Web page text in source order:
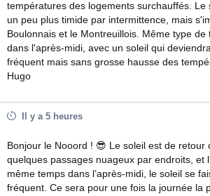
températures des logements surchauffés. Le
un peu plus timide par intermittence, mais
Boulonnais et le Montreuillois. Même type de
dans l'après-midi, avec un soleil qui
fréquent mais sans grosse hausse des
Hugo
Il y a 5 heures
Bonjour le Nooord ! 😎 Le soleil est de retour
quelques passages nuageux par endroits, et
même temps dans l’après-midi, le soleil se
fréquent. Ce sera pour une fois la journée la